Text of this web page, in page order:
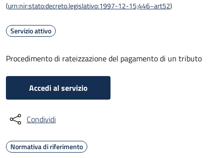
(urn:nir:stato:decreto.legislativo:1997-12-15;446~art52)
Servizio attivo
Procedimento di rateizzazione del pagamento di un tributo
Accedi al servizio
Condividi
Normativa di riferimento